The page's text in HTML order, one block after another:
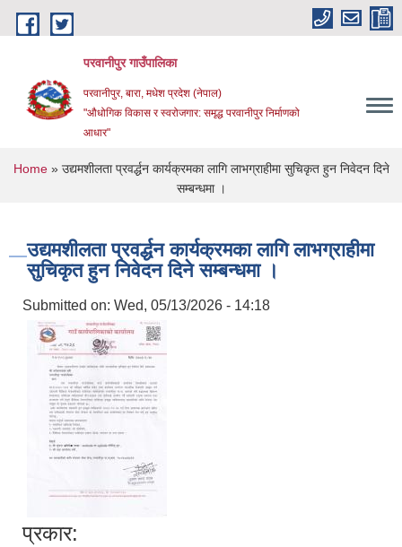
Skip to main content
परवानीपुर गाउँपालिका
परवानीपुर, बारा, मधेश प्रदेश (नेपाल)
"औधोगिक विकास र स्वरोजगार: समृद्ध परवानीपुर निर्माणको
आधार"
You are here
Home» उद्यमशीलता प्रवर्द्धन कार्यक्रमका लागि लाभग्राहीमा सुचिकृत हुन निवेदन दिने
सम्बन्धमा ।
उद्यमशीलता प्रवर्द्धन कार्यक्रमका लागि लाभग्राहीमा
सुचिकृत हुन निवेदन दिने सम्बन्धमा ।
Submitted on: Wed, 05/13/2026 - 14:18
प्रकार: